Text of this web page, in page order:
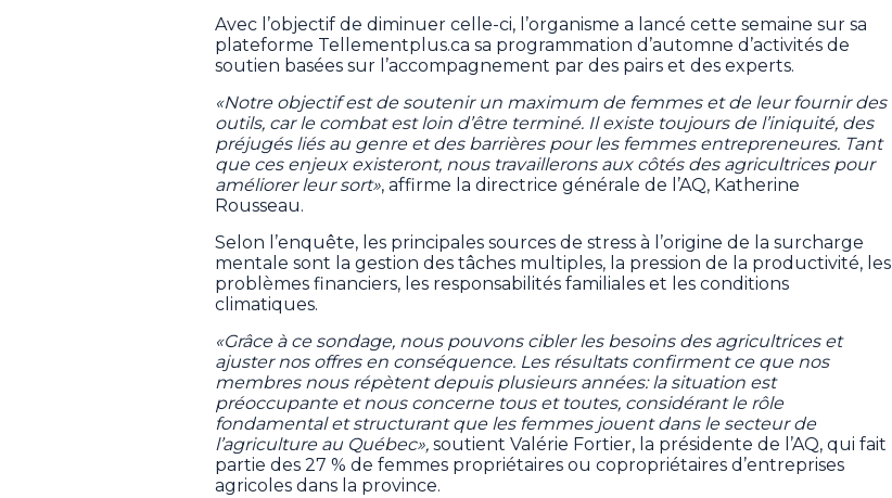
Avec l’objectif de diminuer celle-ci, l’organisme a lancé cette semaine sur sa
plateforme Tellementplus.ca sa programmation d’automne d’activités de
soutien basées sur l’accompagnement par des pairs et des experts.
«Notre objectif est de soutenir un maximum de femmes et de leur fournir des
outils, car le combat est loin d’être terminé. Il existe toujours de l’iniquité, des
préjugés liés au genre et des barrières pour les femmes entrepreneures. Tant
que ces enjeux existeront, nous travaillerons aux côtés des agricultrices pour
améliorer leur sort», affirme la directrice générale de l’AQ, Katherine
Rousseau.
Selon l’enquête, les principales sources de stress à l’origine de la surcharge
mentale sont la gestion des tâches multiples, la pression de la productivité, les
problèmes financiers, les responsabilités familiales et les conditions
climatiques.
«Grâce à ce sondage, nous pouvons cibler les besoins des agricultrices et
ajuster nos offres en conséquence. Les résultats confirment ce que nos
membres nous répètent depuis plusieurs années: la situation est
préoccupante et nous concerne tous et toutes, considérant le rôle
fondamental et structurant que les femmes jouent dans le secteur de
l’agriculture au Québec», soutient Valérie Fortier, la présidente de l’AQ, qui fait
partie des 27 % de femmes propriétaires ou copropriétaires d’entreprises
agricoles dans la province.